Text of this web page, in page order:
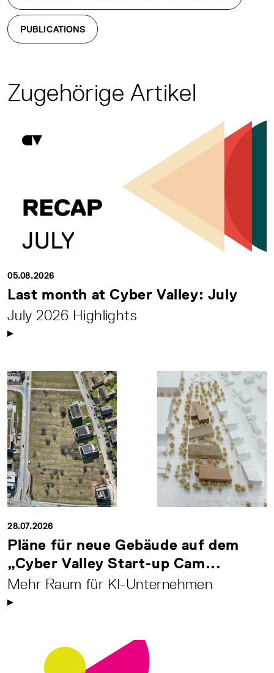
PUBLICATIONS
Zugehörige Artikel
05.08.2026
Last month at Cyber Valley: July
July 2026 Highlights
28.07.2026
Pläne für neue Gebäude auf dem
„Cyber Valley Start-up Cam...
Mehr Raum für KI-Unternehmen